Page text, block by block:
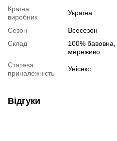
Країна
виробник
Україна
Сезон
Всесезон
Склад
100% бавовна,
мереживо
Статева
приналежність
Унісекс
Відгуки